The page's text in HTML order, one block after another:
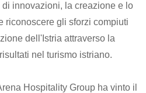
innovazioni, la creazione e lo
riconoscere gli sforzi compiuti
dell'Istria attraverso la
nel turismo istriano.
Hospitality Group ha vinto il